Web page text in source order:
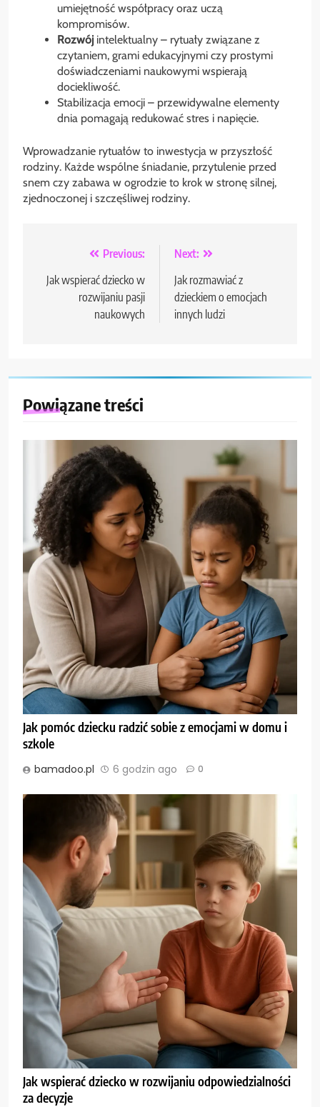
umiejętność współpracy oraz uczą
kompromisów.
Rozwój intelektualny – rytuały związane z
czytaniem, grami edukacyjnymi czy prostymi
doświadczeniami naukowymi wspierają
dociekliwość.
Stabilizacja emocji – przewidywalne elementy
dnia pomagają redukować stres i napięcie.
Wprowadzanie rytuałów to inwestycja w przyszłość
rodziny. Każde wspólne śniadanie, przytulenie przed
snem czy zabawa w ogrodzie to krok w stronę silnej,
zjednoczonej i szczęśliwej rodziny.
Nawigacja
wpisu
Previous:
Jak wspierać dziecko w
rozwijaniu pasji
naukowych
Next:
Jak rozmawiać z
dzieckiem o emocjach
innych ludzi
Powiązane treści
Jak pomóc dziecku radzić sobie z emocjami w domu i
szkole
bamadoo.pl 6 godzin ago 0
Jak wspierać dziecko w rozwijaniu odpowiedzialności
za decyzje